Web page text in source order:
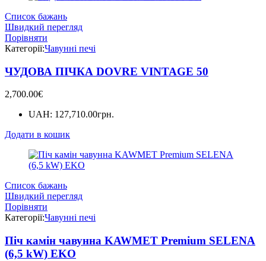
Список бажань
Швидкий перегляд
Порівняти
Категорії:Чавунні печі
ЧУДОВА ПІЧКА DOVRE VINTAGE 50
2,700.00€
UAH: 127,710.00грн.
Додати в кошик
Список бажань
Швидкий перегляд
Порівняти
Категорії:Чавунні печі
Піч камін чавунна KAWMET Premium SELENA
(6,5 kW) EKO